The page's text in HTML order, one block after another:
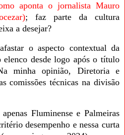
aponta o jornalista Mauro
; faz parte da cultura
a desejar?
o aspecto contextual da
elenco desde logo após o título
minha opinião, Diretoria e
comissões técnicas na divisão
Fluminense e Palmeiras
desempenho e nessa curta